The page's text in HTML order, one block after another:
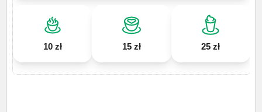
10 zł 15 zł 25 zł